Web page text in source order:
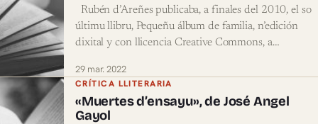
Rubén d’Areñes publicaba, a finales del 2010, el so
últimu llibru, Pequeñu álbum de familia, n’edición
dixital y con llicencia Creative Commons, a…
29 mar. 2022
CRÍTICA LLITERARIA
«Muertes d’ensayu», de José Angel
Gayol